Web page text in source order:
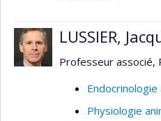
LUSSIER,
Professeur associé,
Endocrinologie
Physiologie